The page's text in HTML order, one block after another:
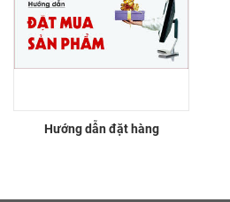
Hướng dẫn đặt hàng